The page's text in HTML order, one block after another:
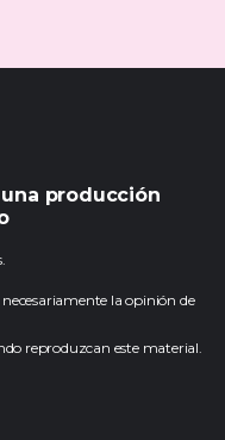
producción
la opinión de
reproduzcan este material.